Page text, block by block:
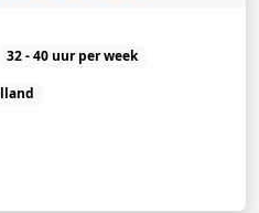
32 - 40 uur per week